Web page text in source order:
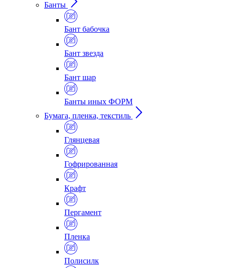
Банты
Бант бабочка
Бант звезда
Бант шар
Банты иных ФОРМ
Бумага, пленка, текстиль
Глянцевая
Гофрированная
Крафт
Пергамент
Пленка
Полисилк